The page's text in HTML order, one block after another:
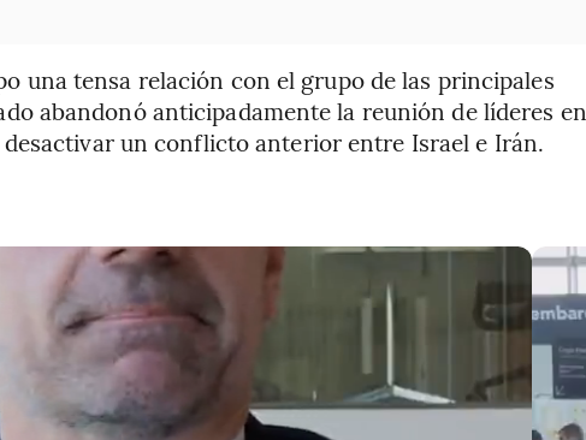
una tensa relación con el grupo de las principales
abandonó anticipadamente la reunión de líderes en
un conflicto anterior entre Israel e Irán.